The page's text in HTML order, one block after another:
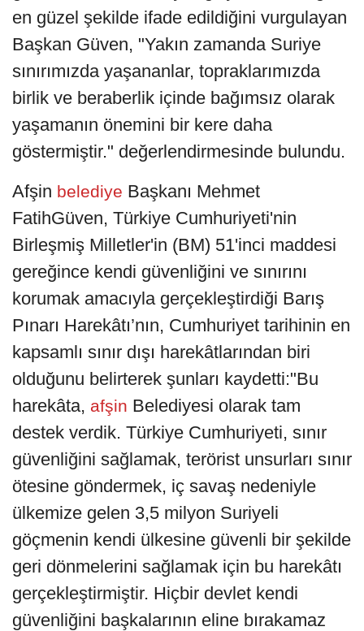
en güzel şekilde ifade edildiğini vurgulayan
Başkan Güven, "Yakın zamanda Suriye
sınırımızda yaşananlar, topraklarımızda
birlik ve beraberlik içinde bağımsız olarak
yaşamanın önemini bir kere daha
göstermiştir." değerlendirmesinde bulundu.
Afşin belediye Başkanı Mehmet
FatihGüven, Türkiye Cumhuriyeti'nin
Birleşmiş Milletler'in (BM) 51'inci maddesi
gereğince kendi güvenliğini ve sınırını
korumak amacıyla gerçekleştirdiği Barış
Pınarı Harekâtı’nın, Cumhuriyet tarihinin en
kapsamlı sınır dışı harekâtlarından biri
olduğunu belirterek şunları kaydetti:"Bu
harekâta, afşin Belediyesi olarak tam
destek verdik. Türkiye Cumhuriyeti, sınır
güvenliğini sağlamak, terörist unsurları sınır
ötesine göndermek, iç savaş nedeniyle
ülkemize gelen 3,5 milyon Suriyeli
göçmenin kendi ülkesine güvenli bir şekilde
geri dönmelerini sağlamak için bu harekâtı
gerçekleştirmiştir. Hiçbir devlet kendi
güvenliğini başkalarının eline bırakamaz